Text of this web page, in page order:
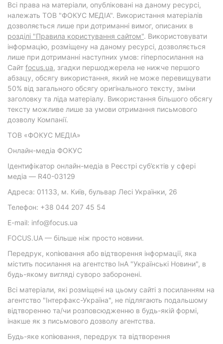
Всі права на матеріали, опубліковані на даному ресурсі,
належать ТОВ "ФОКУС МЕДІА". Використання матеріалів
дозволяється лише при дотриманні вимог, описаних в
розділі "Правила користування сайтом". Використовувати
інформацію, розміщену на даному ресурсі, дозволяється
лише при дотриманні наступних умов: гіперпосилання на
Cайт focus.ua, згадки першоджерела не нижче першого
абзацу, обсягу використання, який не може перевищувати
50% від загального обсягу оригінального тексту, зміни
заголовку та ліда матеріалу. Використання більшого обсягу
тексту можливе лише за умови отримання письмового
дозволу Компанії.
ТОВ «ФОКУС МЕДІА»
Онлайн-медіа ФОКУС
Ідентифікатор онлайн-медіа в Реєстрі суб’єктів у сфері
медіа — R40-03129
Адреса: 01133, м. Київ, бульвар Лесі Українки, 26
Телефон: +38 044 207 45 54
E-mail: info@focus.ua
FOCUS.UA — більше ніж просто новини.
Передрук, копіювання або відтворення інформації, яка
містить посилання на агентство ІнА "Українські Новини", в
будь-якому вигляді суворо заборонені.
Всі матеріали, які розміщені на цьому сайті з посиланням на
агентство "Інтерфакс-Україна", не підлягають подальшому
відтворенню та/чи розповсюдженню в будь-якій формі,
інакше як з письмового дозволу агентства.
Будь-яке копіювання, передрук та відтворення